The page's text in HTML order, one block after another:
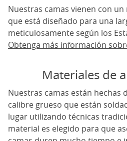
Nuestras camas vienen con
que está diseñado para una
meticulosamente según los
Obtenga más información
Materiales de
Nuestras camas están hechas
calibre grueso que están
lugar utilizando técnicas
material es elegido para que